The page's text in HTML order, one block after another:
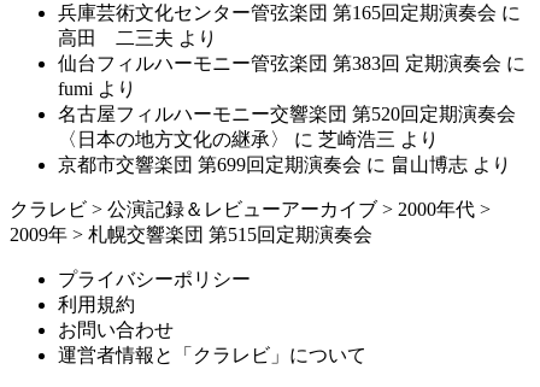
兵庫芸術文化センター管弦楽団 第165回定期演奏会 に
高田 二三夫 より
仙台フィルハーモニー管弦楽団 第383回 定期演奏会 に
fumi より
名古屋フィルハーモニー交響楽団 第520回定期演奏会
〈日本の地方文化の継承〉
に 芝崎浩三 より
京都市交響楽団 第699回定期演奏会 に 畠山博志 より
クラレビ > 公演記録＆レビューアーカイブ > 2000年代 >
2009年 > 札幌交響楽団 第515回定期演奏会
プライバシーポリシー
利用規約
お問い合わせ
運営者情報と「クラレビ」について